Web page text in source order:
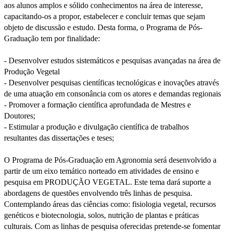
aos alunos amplos e sólido conhecimentos na área de interesse,
capacitando-os a propor, estabelecer e concluir temas que sejam
objeto de discussão e estudo. Desta forma, o Programa de Pós-
Graduação tem por finalidade:
- Desenvolver estudos sistemáticos e pesquisas avançadas na área de
Produção Vegetal
- Desenvolver pesquisas científicas tecnológicas e inovações através
de uma atuação em consonância com os atores e demandas regionais
- Promover a formação científica aprofundada de Mestres e
Doutores;
- Estimular a produção e divulgação científica de trabalhos
resultantes das dissertações e teses;
O Programa de Pós-Graduação em Agronomia será desenvolvido a
partir de um eixo temático norteado em atividades de ensino e
pesquisa em PRODUÇÃO VEGETAL. Este tema dará suporte a
abordagens de questões envolvendo três linhas de pesquisa.
Contemplando áreas das ciências como: fisiologia vegetal, recursos
genéticos e biotecnologia, solos, nutrição de plantas e práticas
culturais. Com as linhas de pesquisa oferecidas pretende-se fomentar